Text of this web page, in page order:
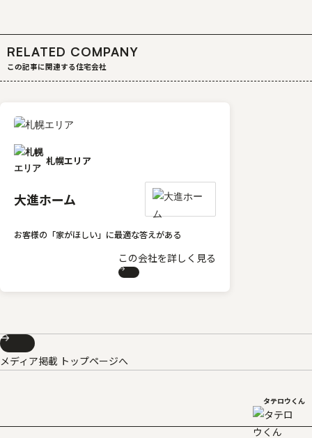
RELATED COMPANY
この記事に関連する住宅会社
札幌エリア
大進ホーム
お客様の「家がほしい」に最適な答えがある
この会社を詳しく見る
メディア掲載 トップページへ
タテロウくん